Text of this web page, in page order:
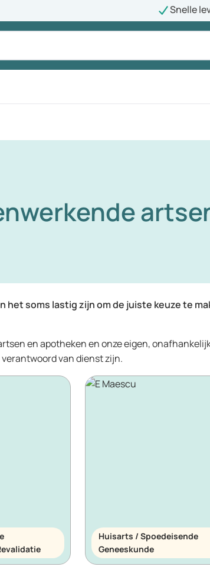
Snelle
het soms lastig zijn om de juiste keuze te
en apotheken en onze eigen,
van dienst zijn.
Huisarts / Spoedeisende
Geneeskunde